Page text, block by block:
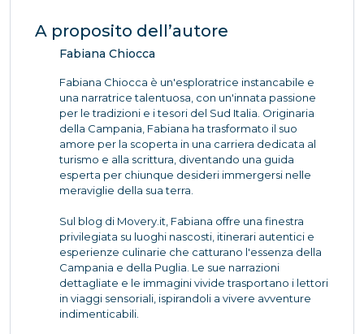
A proposito dell’autore
Fabiana Chiocca
Fabiana Chiocca è un'esploratrice instancabile e
una narratrice talentuosa, con un'innata passione
per le tradizioni e i tesori del Sud Italia. Originaria
della Campania, Fabiana ha trasformato il suo
amore per la scoperta in una carriera dedicata al
turismo e alla scrittura, diventando una guida
esperta per chiunque desideri immergersi nelle
meraviglie della sua terra.
Sul blog di Movery.it, Fabiana offre una finestra
privilegiata su luoghi nascosti, itinerari autentici e
esperienze culinarie che catturano l'essenza della
Campania e della Puglia. Le sue narrazioni
dettagliate e le immagini vivide trasportano i lettori
in viaggi sensoriali, ispirandoli a vivere avventure
indimenticabili.